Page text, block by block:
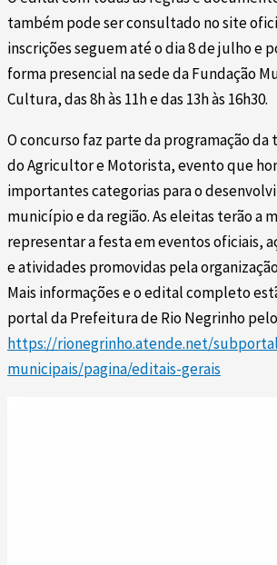
também pode ser consultado no site
inscrições seguem até o dia 8 de julho e
forma presencial na sede da Fundação
Cultura, das 8h às 11h e das 13h às 16h30.
O concurso faz parte da programação
do Agricultor e Motorista, evento que
importantes categorias para o
município e da região. As eleitas terão a
representar a festa em eventos oficiais,
e atividades promovidas pela
Mais informações e o edital completo
portal da Prefeitura de Rio Negrinho
https://rionegrinho.atende.net/
municipais/pagina/editais-gerais